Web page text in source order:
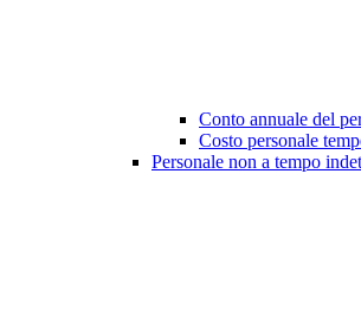
Conto annuale del
Costo personale
Personale non a tempo